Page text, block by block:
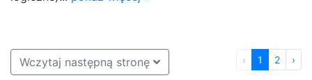
Wczytaj następną stronę ‹ 1 2 ›